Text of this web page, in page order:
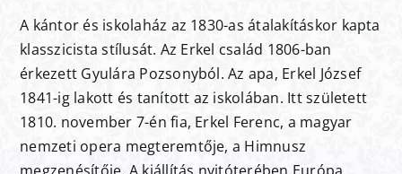
A kántor és iskolaház az 1830-as átalakításkor kapta
klasszicista stílusát. Az Erkel család 1806-ban
érkezett Gyulára Pozsonyból. Az apa, Erkel József
1841-ig lakott és tanított az iskolában. Itt született
1810. november 7-én fia, Erkel Ferenc, a magyar
nemzeti opera megteremtője, a Himnusz